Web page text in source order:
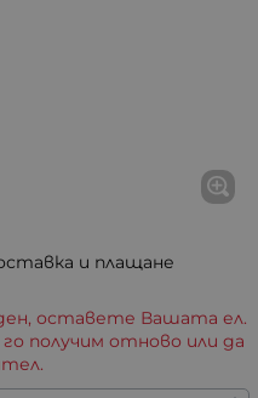
и плащане
оставете Вашата ел.
получим отново или да